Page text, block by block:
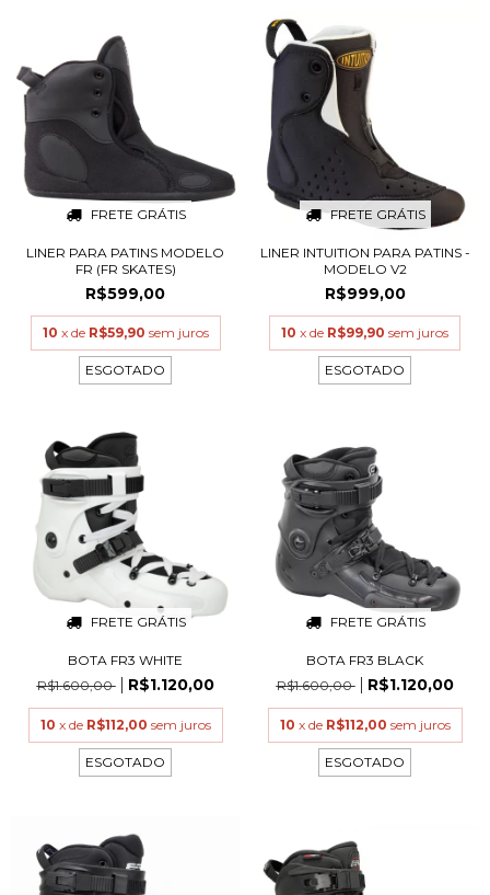
FRETE GRÁTIS
LINER PARA PATINS MODELO
FR (FR SKATES)
R$599,00
10 x de R$59,90 sem juros
ESGOTADO
FRETE GRÁTIS
LINER INTUITION PARA PATINS -
MODELO V2
R$999,00
10 x de R$99,90 sem juros
ESGOTADO
FRETE GRÁTIS
BOTA FR3 WHITE
R$1.600,00
R$1.120,00
10 x de R$112,00 sem juros
ESGOTADO
FRETE GRÁTIS
BOTA FR3 BLACK
R$1.600,00
R$1.120,00
10 x de R$112,00 sem juros
ESGOTADO